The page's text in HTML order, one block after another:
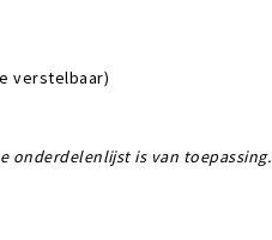
verstelbaar)
onderdelenlijst is van toepassing.